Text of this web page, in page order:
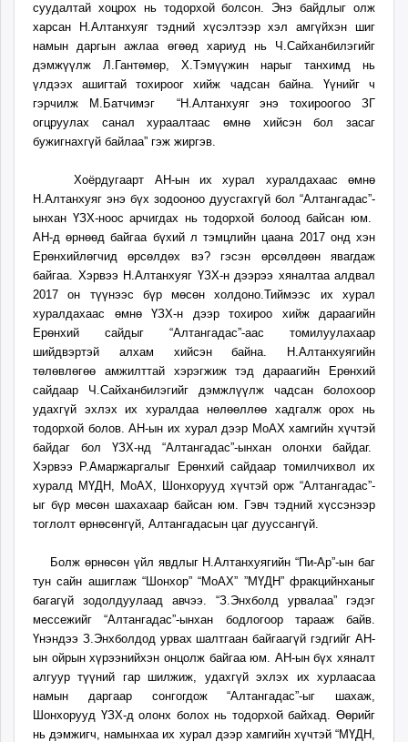
tvmongolia.mn
mass.mn
unegui.mn
assa.mn
toim.mn
tac.mn
paparazzi.mn
суудалтай хоцрох нь тодорхой болсон. Энэ байдлыг олж
харсан Н.Алтанхуяг тэдний хүсэлтээр хэл амгүйхэн шиг
намын даргын ажлаа өгөөд хариуд нь Ч.Сайханбилэгийг
дэмжүүлж Л.Гантөмөр, Х.Тэмүүжин нарыг танхимд нь
үлдээх ашигтай тохироог хийж чадсан байна. Үүнийг ч
гэрчилж М.Батчимэг “Н.Алтанхуяг энэ тохироогоо ЗГ
огцруулах санал хураалтаас өмнө хийсэн бол засаг
бужигнахгүй байлаа” гэж жиргэв.
Хоёрдугаарт АН-ын их хурал хуралдахаас өмнө
Н.Алтанхуяг энэ бүх зодооноо дуусгахгүй бол “Алтангадас”-
ынхан ҮЗХ-ноос арчигдах нь тодорхой болоод байсан юм.
АН-д өрнөөд байгаа бүхий л тэмцлийн цаана 2017 онд хэн
Ерөнхийлөгчид өрсөлдөх вэ? гэсэн өрсөлдөөн явагдаж
байгаа. Хэрвээ Н.Алтанхуяг ҮЗХ-н дээрээ хяналтаа алдвал
2017 он түүнээс бүр мөсөн холдоно.Тиймээс их хурал
хуралдахаас өмнө ҮЗХ-н дээр тохироо хийж дараагийн
Ерөнхий сайдыг “Алтангадас”-аас томилуулахаар
шийдвэртэй алхам хийсэн байна. Н.Алтанхуягийн
төлөвлөгөө амжилттай хэрэгжиж тэд дараагийн Ерөнхий
сайдаар Ч.Сайханбилэгийг дэмжлүүлж чадсан болохоор
удахгүй эхлэх их хуралдаа нөлөөллөө хадгалж орох нь
тодорхой болов. АН-ын их хурал дээр МоАХ хамгийн хүчтэй
байдаг бол ҮЗХ-нд “Алтангадас”-ынхан олонхи байдаг.
Хэрвээ Р.Амаржаргалыг Ерөнхий сайдаар томилчихвол их
хуралд МҮДН, МоАХ, Шонхорууд хүчтэй орж “Алтангадас”-
ыг бүр мөсөн шахахаар байсан юм. Гэвч тэдний хүссэнээр
тоглолт өрнөсөнгүй, Алтангадасын цаг дууссангүй.
Болж өрнөсөн үйл явдлыг Н.Алтанхуягийн “Пи-Ар”-ын баг
тун сайн ашиглаж “Шонхор” “МоАХ” ”МҮДН” фракцийнханыг
багагүй зодолдуулаад авчээ. “З.Энхболд урвалаа” гэдэг
мессежийг “Алтангадас”-ынхан бодлогоор тарааж байв.
Үнэндээ З.Энхболдод урвах шалтгаан байгаагүй гэдгийг АН-
ын ойрын хүрээнийхэн онцолж байгаа юм. АН-ын бүх хяналт
алгуур түүний гар шилжиж, удахгүй эхлэх их хурлаасаа
намын даргаар сонгогдож “Алтангадас”-ыг шахаж,
Шонхорууд ҮЗХ-д олонх болох нь тодорхой байхад. Өөрийг
нь дэмжигч, намынхаа их хурал дээр хамгийн хүчтэй “МҮДН,